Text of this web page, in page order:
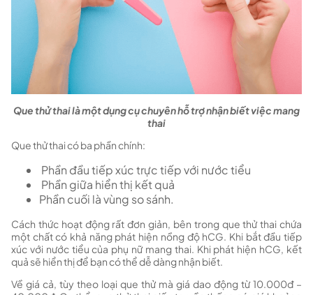
Que thử thai là một dụng cụ chuyên hỗ trợ nhận biết việc mang
thai
Que thử thai có ba phần chính:
Phần đầu tiếp xúc trực tiếp với nước tiểu
Phần giữa hiển thị kết quả
Phần cuối là vùng so sánh.
Cách thức hoạt động rất đơn giản, bên trong que thử thai chứa
một chất có khả năng phát hiện nồng độ hCG. Khi bắt đầu tiếp
xúc với nước tiểu của phụ nữ mang thai. Khi phát hiện hCG, kết
quả sẽ hiển thị để bạn có thể dễ dàng nhận biết.
Về giá cả, tùy theo loại que thử mà giá dao động từ 10.000đ –